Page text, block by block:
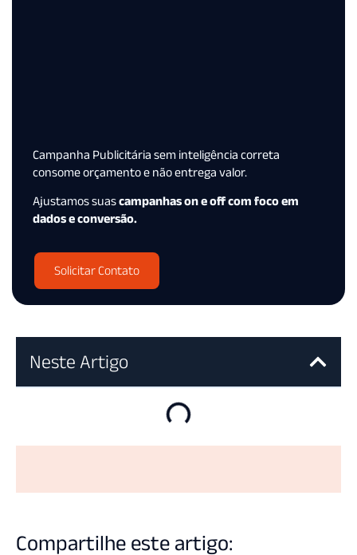
Campanha Publicitária sem inteligência correta
consome orçamento e não entrega valor.
Ajustamos suascampanhas on e off com foco em
dados e conversão.
Solicitar Contato
Neste Artigo
Compartilhe este artigo: